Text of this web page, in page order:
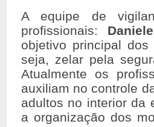
A equipe de
profissionais:
objetivo principal
seja, zelar pela
Atualmente os
auxiliam no controle
adultos no interior da
a organização dos